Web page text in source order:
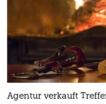
Agentur verkauft